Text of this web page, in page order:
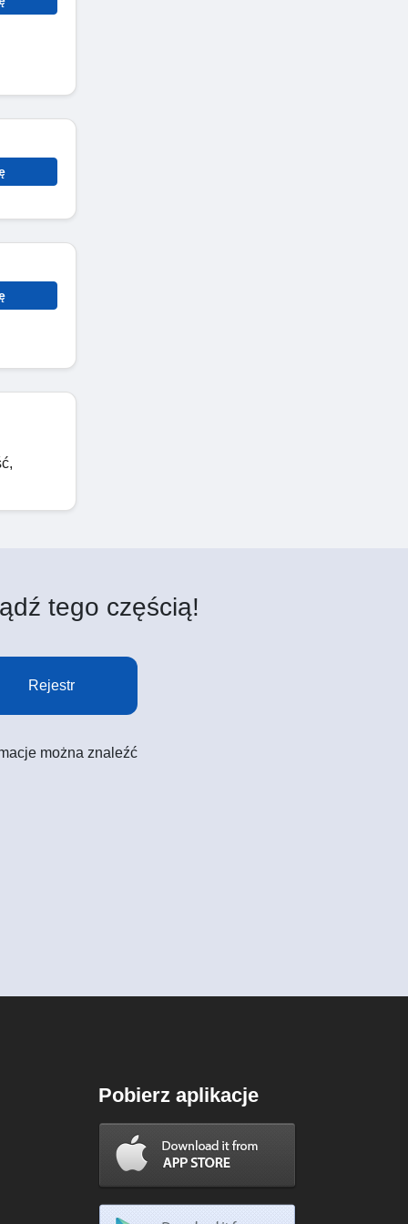
tego częścią!
Rejestr
można znaleźć
Pobierz aplikacje